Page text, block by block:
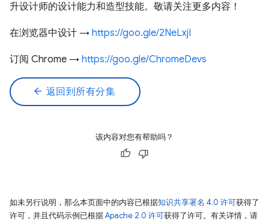
升设计师的设计能力和造型技能。敬请关注更多内容！
在浏览器中设计 → https://goo.gle/2NeLxjI
订阅 Chrome → https://goo.gle/ChromeDevs
arrow_back 返回到所有分集
该内容对您有帮助吗？
如未另行说明，那么本页面中的内容已根据知识共享署名 4.0 许可获得了
许可，并且代码示例已根据Apache 2.0 许可获得了许可。有关详情，请